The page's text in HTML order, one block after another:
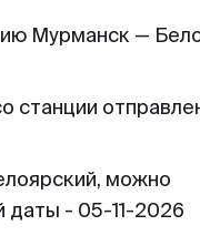
Мурманск —
станции
можно
даты - 05-11-2026